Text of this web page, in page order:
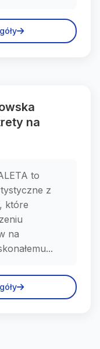
na
to
z
które
na